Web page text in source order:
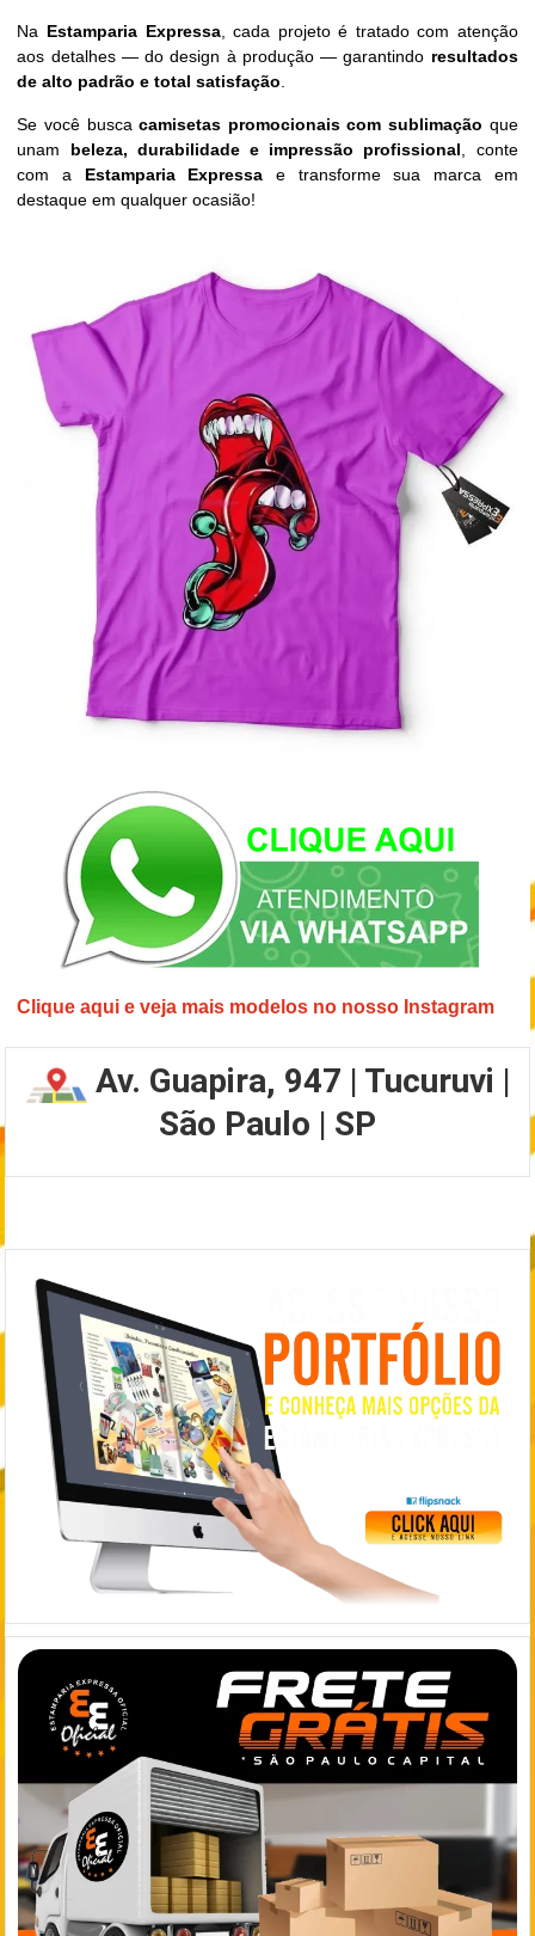
Na Estamparia Expressa, cada projeto é tratado com atenção
aos detalhes — do design à produção — garantindo resultados
de alto padrão e total satisfação.
Se você buscacamisetas promocionais com sublimação que
unam beleza, durabilidade e impressão profissional, conte
com a Estamparia Expressa e transforme sua marca em
destaque em qualquer ocasião!
Clique aqui e veja mais modelos no nosso Instagram
Av. Guapira, 947 | Tucuruvi |
São Paulo | SP